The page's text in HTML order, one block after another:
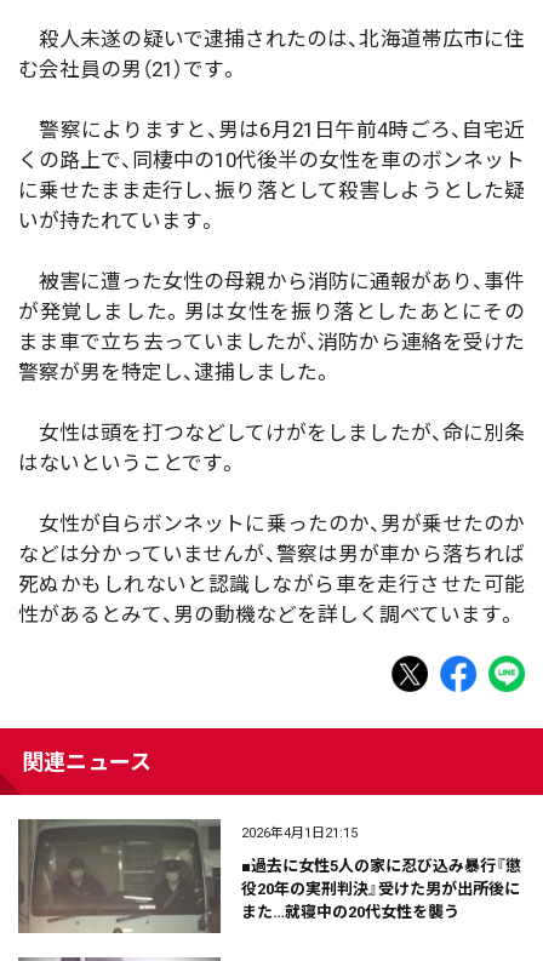
殺人未遂の疑いで逮捕されたのは、北海道帯広市に住
む会社員の男（21）です。
警察によりますと、男は6月21日午前4時ごろ、自宅近
くの路上で、同棲中の10代後半の女性を車のボンネット
に乗せたまま走行し、振り落として殺害しようとした疑
いが持たれています。
被害に遭った女性の母親から消防に通報があり、事件
が発覚しました。男は女性を振り落としたあとにその
まま車で立ち去っていましたが、消防から連絡を受けた
警察が男を特定し、逮捕しました。
女性は頭を打つなどしてけがをしましたが、命に別条
はないということです。
女性が自らボンネットに乗ったのか、男が乗せたのか
などは分かっていませんが、警察は男が車から落ちれば
死ぬかもしれないと認識しながら車を走行させた可能
性があるとみて、男の動機などを詳しく調べています。
関連ニュース
2026年4月1日21:15
■過去に女性5人の家に忍び込み暴行『懲
役20年の実刑判決』受けた男が出所後に
また…就寝中の20代女性を襲う